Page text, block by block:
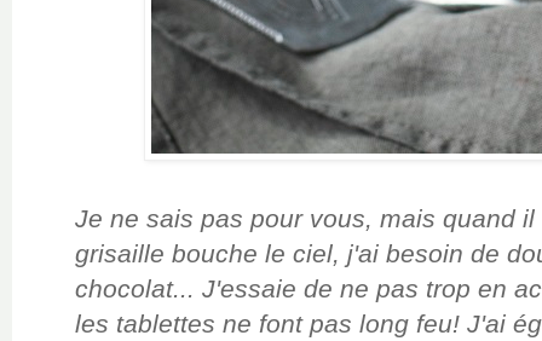
Je ne sais pas pour vous, mais quand
grisaille bouche le ciel, j'ai besoin de
chocolat... J'essaie de ne pas trop en
les tablettes ne font pas long feu! J'ai